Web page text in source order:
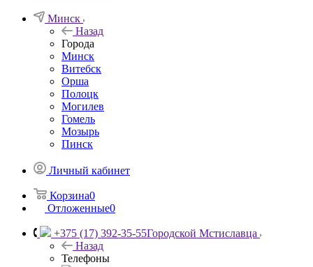
Минск
Назад
Города
Минск
Витебск
Орша
Полоцк
Могилев
Гомель
Мозырь
Пинск
Личный кабинет
Корзина0
Отложенные0
+375 (17) 392-35-55Городской Мстиславца
Назад
Телефоны